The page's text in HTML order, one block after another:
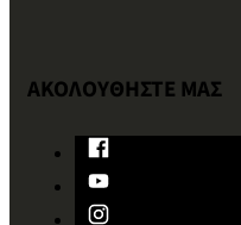
ΑΚΟΛΟΥΘΗΣΤΕ ΜΑΣ